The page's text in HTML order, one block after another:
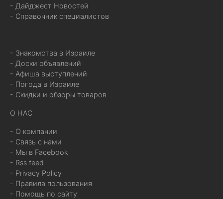
- Дайджест Новостей
- Справочник специалистов
- Знакомства в Израиле
- Доски объявлений
- Афиша выступлений
- Погода в Израиле
- Скидки и обзоры товаров
О НАС
- О компании
- Связь с нами
- Мы в Facebook
- Rss feed
- Privacy Policy
- Правила пользования
- Помощь по сайту